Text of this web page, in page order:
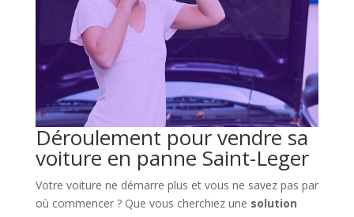
Déroulement pour vendre sa
voiture en panne Saint-Leger
Votre voiture ne démarre plus et vous ne savez pas par
où commencer ? Que vous cherchiez une solution